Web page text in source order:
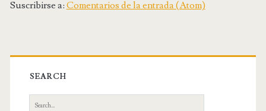
Suscribirse a: Comentarios de la entrada (Atom)
SEARCH